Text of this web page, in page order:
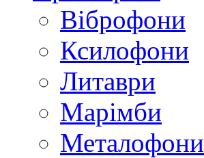
Віброфони
Ксилофони
Литаври
Марімби
Металофони